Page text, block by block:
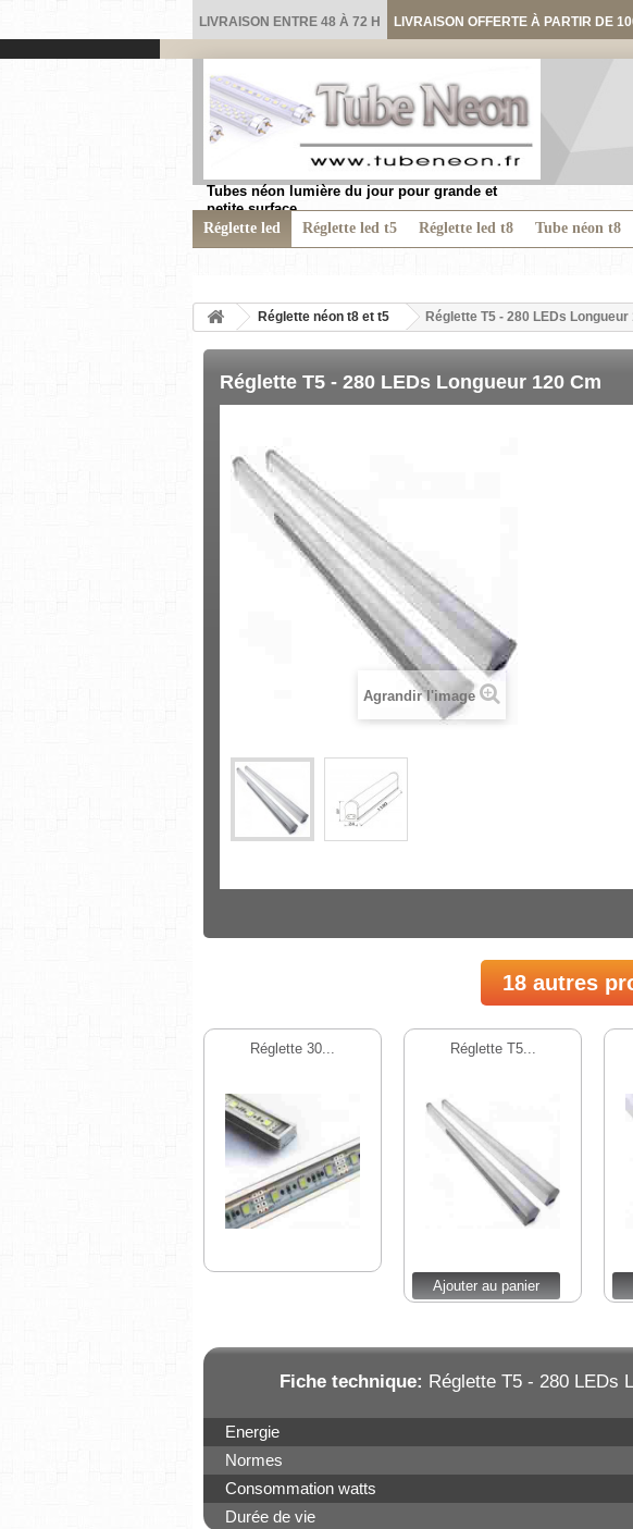
LIVRAISON ENTRE 48 À 72 H LIVRAISON OFFERTE À PARTIR DE
Tubes néon lumière du jour pour grande et
petite surface.
Réglette led
Réglette led t5 Réglette led t8 Tube néon t8
Réglette néon t8 et t5 Réglette T5 - 280 LEDs Longueur
Réglette T5 - 280 LEDs Longueur 120 Cm
Agrandir l'image
18 autres
Réglette 30... Réglette T5...
Ajouter au panier
Fiche technique: Réglette T5 - 280 LEDs
Energie
Normes
Consommation watts
Durée de vie